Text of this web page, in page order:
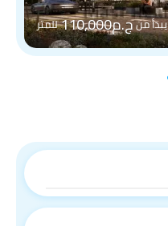
يبدأ منج.م110,000 للمتر